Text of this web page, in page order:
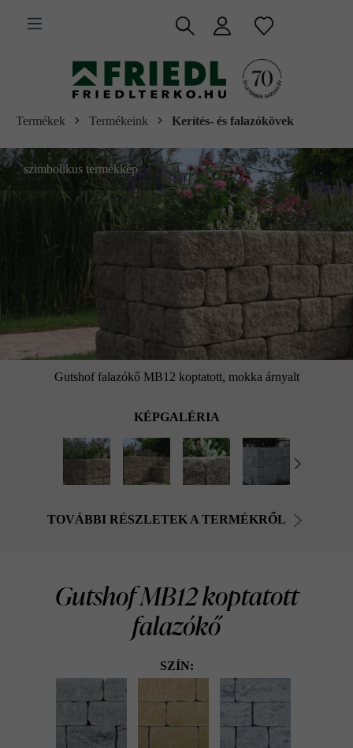
tartalomra
Termékek Termékeink Kerítés- és falazókövek
Gutshof falazókő MB12 koptatott, mokka árnyalt
szimbolikus termékkép
KÉPGALÉRIA
TOVÁBBI RÉSZLETEK A TERMÉKRŐL
Gutshof MB12 koptatott
falazókő
SZÍN: